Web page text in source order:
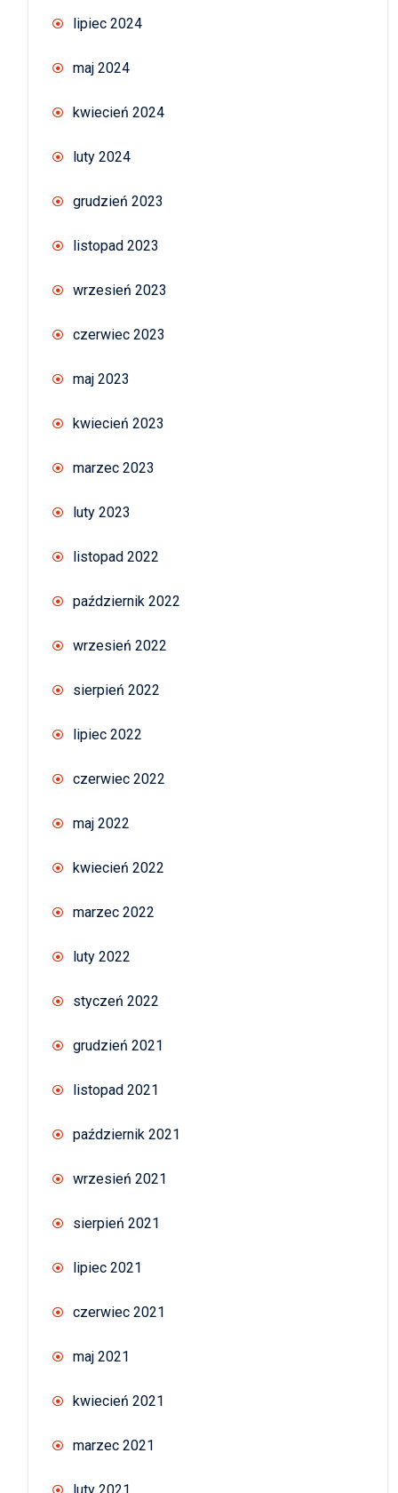
lipiec 2024
maj 2024
kwiecień 2024
luty 2024
grudzień 2023
listopad 2023
wrzesień 2023
czerwiec 2023
maj 2023
kwiecień 2023
marzec 2023
luty 2023
listopad 2022
październik 2022
wrzesień 2022
sierpień 2022
lipiec 2022
czerwiec 2022
maj 2022
kwiecień 2022
marzec 2022
luty 2022
styczeń 2022
grudzień 2021
listopad 2021
październik 2021
wrzesień 2021
sierpień 2021
lipiec 2021
czerwiec 2021
maj 2021
kwiecień 2021
marzec 2021